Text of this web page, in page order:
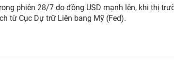
phiên 28/7 do đồng USD mạnh lên, khi thị
từ Cục Dự trữ Liên bang Mỹ (Fed).